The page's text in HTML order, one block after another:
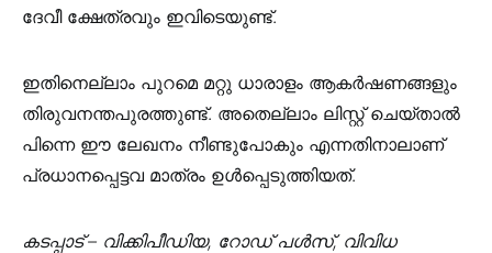
ദേവീ ക്ഷേത്രവും ഇവിടെയുണ്ട്.
ഇതിനെല്ലാം പുറമെ മറ്റു ധാരാളം ആകർഷണങ്ങളും
തിരുവനന്തപുരത്തുണ്ട്. അതെല്ലാം ലിസ്റ്റ് ചെയ്‌താൽ
പിന്നെ ഈ ലേഖനം നീണ്ടുപോകും എന്നതിനാലാണ്
പ്രധാനപ്പെട്ടവ മാത്രം ഉൾപ്പെടുത്തിയത്.
കടപ്പാട് – വിക്കിപീഡിയ, റോഡ് പൾസ്, വിവിധ